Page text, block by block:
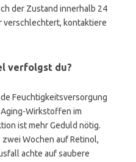
der Zustand innerhalb 24
verschlechtert, kontaktiere
verfolgst du?
Feuchtigkeitsversorgung
Wirkstoffen im
ist mehr Geduld nötig.
Wochen auf Retinol,
achte auf saubere